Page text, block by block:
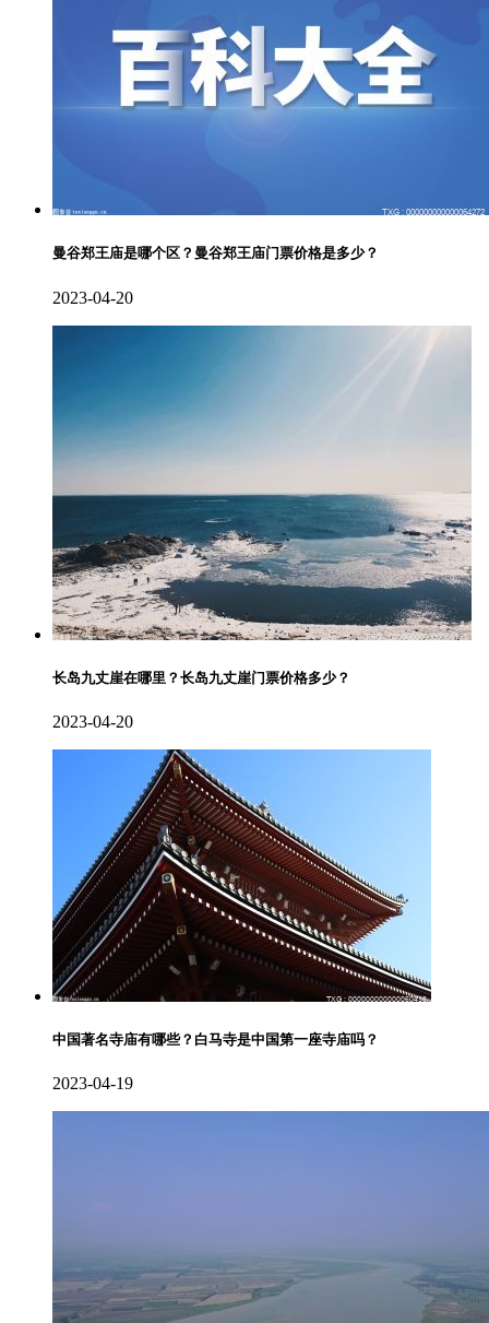
曼谷郑王庙是哪个区？曼谷郑王庙门票价格是多少？
2023-04-20
长岛九丈崖在哪里？长岛九丈崖门票价格多少？
2023-04-20
中国著名寺庙有哪些？白马寺是中国第一座寺庙吗？
2023-04-19